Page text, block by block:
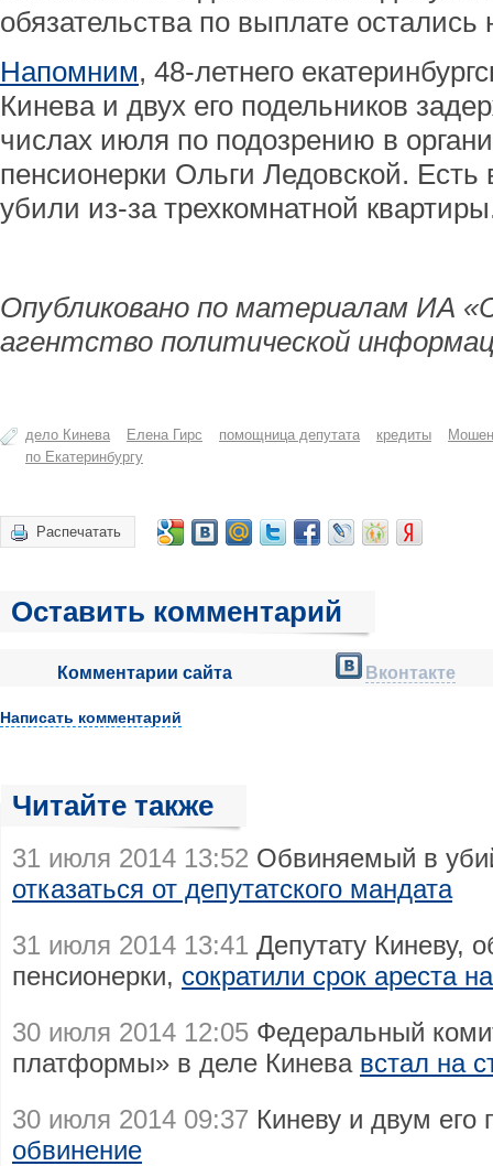
обязательства по выплате
Напомним, 48-летнего
Кинева и двух его подельников
числах июля по подозрению в
пенсионерки Ольги Ледовской. Есть
убили из-за трехкомнатной
Опубликовано по материалам ИА
агентство политической
дело Кинева Елена Гирс помощница депутата кредиты
по Екатеринбургу
Распечатать
Оставить комментарий
Комментарии сайта Вконтакте
Написать комментарий
Читайте также
31 июля 2014 13:52 Обвиняемый в
отказаться от депутатского мандата
31 июля 2014 13:41 Депутату Киневу,
пенсионерки, сократили срок ареста
30 июля 2014 12:05 Федеральный
платформы» в деле Кинева встал на
30 июля 2014 09:37 Киневу и двум
обвинение